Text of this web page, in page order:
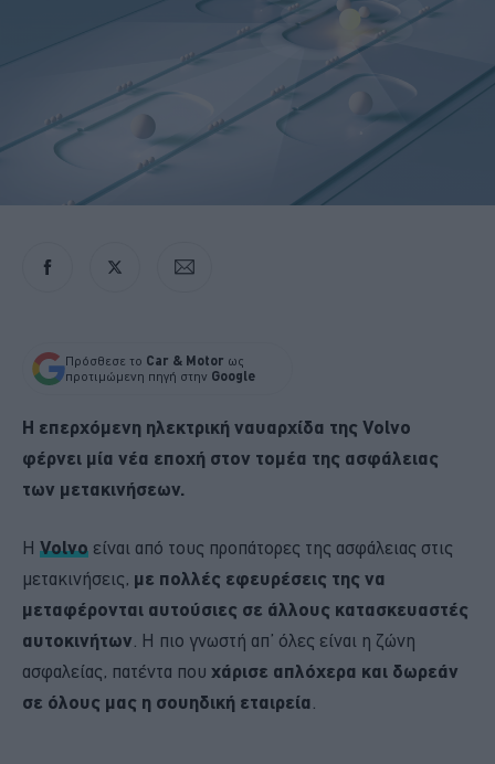
Πρόσθεσε το Car & Motor ως
προτιμώμενη πηγή στην Google
Η επερχόμενη ηλεκτρική ναυαρχίδα της Volvo
φέρνει μία νέα εποχή στον τομέα της ασφάλειας
των μετακινήσεων.
Η Volvo είναι από τους προπάτορες της ασφάλειας στις
μετακινήσεις, με πολλές εφευρέσεις της να
μεταφέρονται αυτούσιες σε άλλους κατασκευαστές
αυτοκινήτων . Η πιο γνωστή απ’ όλες είναι η ζώνη
ασφαλείας, πατέντα που χάρισε απλόχερα και δωρεάν
σε όλους μας η σουηδική εταιρεία